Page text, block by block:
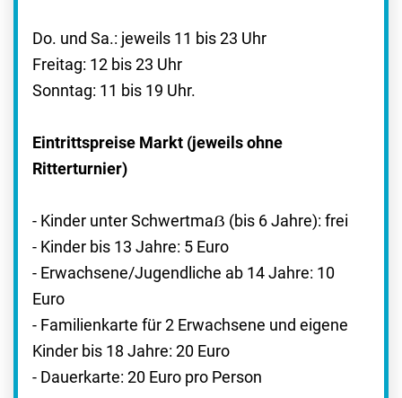
Do. und Sa.: jeweils 11 bis 23 Uhr
Freitag: 12 bis 23 Uhr
Sonntag: 11 bis 19 Uhr.
Eintrittspreise Markt (jeweils ohne
Ritterturnier)
- Kinder unter Schwertmaẞ (bis 6 Jahre): frei
- Kinder bis 13 Jahre: 5 Euro
- Erwachsene/Jugendliche ab 14 Jahre: 10
Euro
- Familienkarte für 2 Erwachsene und eigene
Kinder bis 18 Jahre: 20 Euro
- Dauerkarte: 20 Euro pro Person